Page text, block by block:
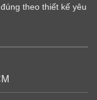
theo thiết kế yêu